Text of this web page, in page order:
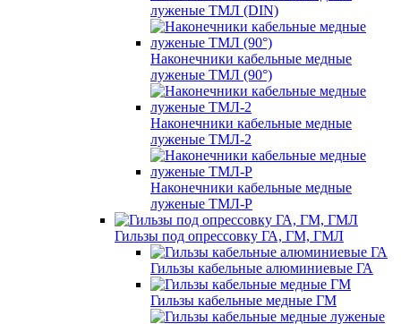
луженые ТМЛ (DIN)
Наконечники кабельные медные
луженые ТМЛ (90°)
Наконечники кабельные медные
луженые ТМЛ-2
Наконечники кабельные медные
луженые ТМЛ-Р
Гильзы под опрессовку ГА, ГМ, ГМЛ
Гильзы кабельные алюминиевые ГА
Гильзы кабельные медные ГМ